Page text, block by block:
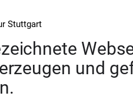
Stuttgart
und